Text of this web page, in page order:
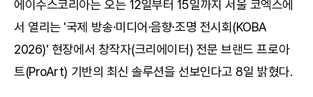
에이수스코리아는 오는 12일부터 15일까지 서울 코엑스에
서 열리는 '국제 방송·미디어·음향·조명 전시회(KOBA
2026)' 현장에서 창작자(크리에이터) 전문 브랜드 프로아
트(ProArt) 기반의 최신 솔루션을 선보인다고 8일 밝혔다.